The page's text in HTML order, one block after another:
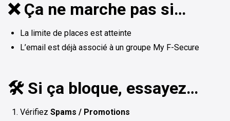
❌ Ça ne marche pas si…
La limite de places est atteinte
L’email est déjà associé à un groupe My F-Secure
🛠️ Si ça bloque, essayez…
Vérifiez Spams / Promotions